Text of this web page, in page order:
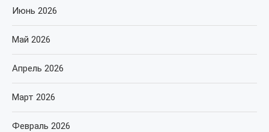
Июнь 2026
Май 2026
Апрель 2026
Март 2026
Февраль 2026